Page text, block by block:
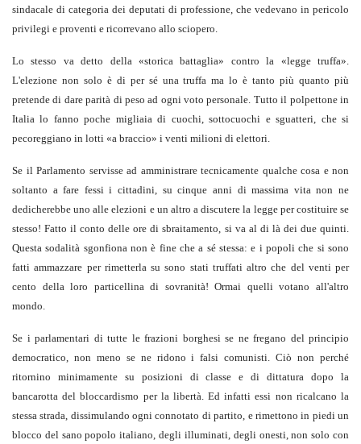
sindacale di categoria dei deputati di professione, che vedevano in pericolo
privilegi e proventi e ricorrevano allo sciopero.
Lo stesso va detto della «storica battaglia» contro la «legge truffa».
L'elezione non solo è di per sé una truffa ma lo è tanto più quanto più
pretende di dare parità di peso ad ogni voto personale. Tutto il polpettone in
Italia lo fanno poche migliaia di cuochi, sottocuochi e sguatteri, che si
pecoreggiano in lotti «a braccio» i venti milioni di elettori.
Se il Parlamento servisse ad amministrare tecnicamente qualche cosa e non
soltanto a fare fessi i cittadini, su cinque anni di massima vita non ne
dedicherebbe uno alle elezioni e un altro a discutere la legge per costituire se
stesso! Fatto il conto delle ore di sbraitamento, si va al di là dei due quinti.
Questa sodalità sgonfiona non è fine che a sé stessa: e i popoli che si sono
fatti ammazzare per rimetterla su sono stati truffati altro che del venti per
cento della loro particellina di sovranità! Ormai quelli votano all'altro
mondo.
Se i parlamentari di tutte le frazioni borghesi se ne fregano del principio
democratico, non meno se ne ridono i falsi comunisti. Ciò non perché
ritornino minimamente su posizioni di classe e di dittatura dopo la
bancarotta del bloccardismo per la libertà. Ed infatti essi non ricalcano la
stessa strada, dissimulando ogni connotato di partito, e rimettono in piedi un
blocco del sano popolo italiano, degli illuminati, degli onesti, non solo con